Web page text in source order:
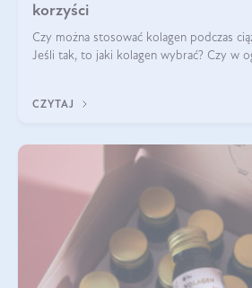
korzyści
Czy można stosować kolagen podczas
Jeśli tak, to jaki kolagen wybrać? Czy w
CZYTAJ